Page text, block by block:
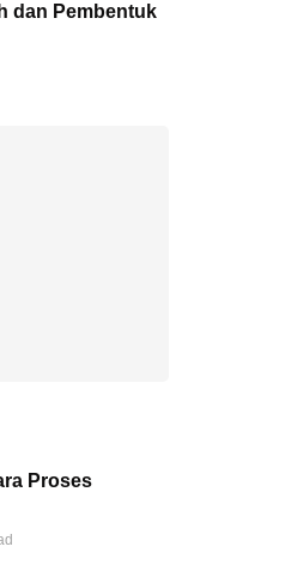
dan Pembentuk
Proses